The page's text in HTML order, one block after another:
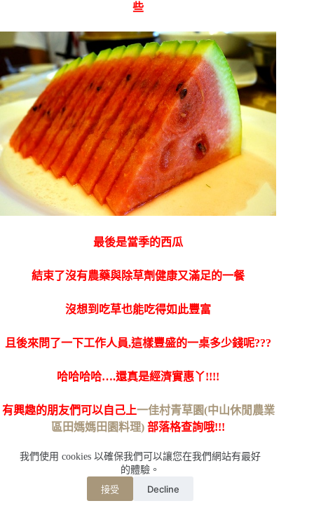
我們使用 cookies 以確保我們可以讓您在我們網站有最好
的體驗。
接受 Decline
些
最後是當季的西瓜
結束了沒有農藥與除草劑健康又滿足的一餐
沒想到吃草也能吃得如此豐富
且後來問了一下工作人員,這樣豐盛的一桌多少錢呢???
哈哈哈哈….還真是經濟實惠丫!!!!
有興趣的朋友們可以自己上一佳村青草園(中山休閒農業
區田媽媽田園料理)部落格查詢哦!!!